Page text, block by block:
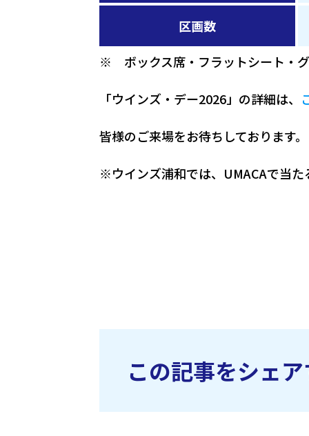
区画数
※ ボックス席・フラットシート・グ
「ウインズ・デー2026」の詳細は、
皆様のご来場をお待ちしております。
※ウインズ浦和では、UMACAで当た
この記事をシェ